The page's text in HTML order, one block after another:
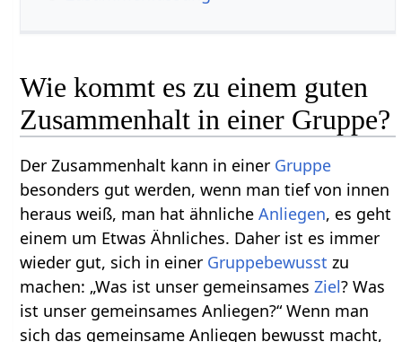
Wie kommt es zu einem guten
Zusammenhalt in einer Gruppe?
Der Zusammenhalt kann in einer Gruppe
besonders gut werden, wenn man tief von innen
heraus weiß, man hat ähnlicheAnliegen, es geht
einem um Etwas Ähnliches. Daher ist es immer
wieder gut, sich in einer Gruppebewusst zu
machen: „Was ist unser gemeinsamesZiel? Was
ist unser gemeinsames Anliegen?“ Wenn man
sich das gemeinsame Anliegen bewusst macht,